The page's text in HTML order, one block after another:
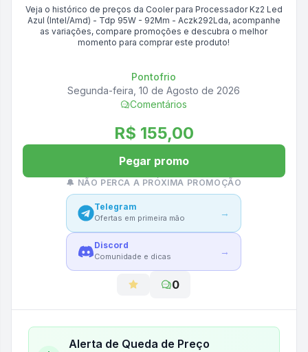
Veja o histórico de preços da Cooler para Processador Kz2 Led
Azul (Intel/Amd) - Tdp 95W - 92Mm - Aczk292Lda, acompanhe
as variações, compare promoções e descubra o melhor
momento para comprar este produto!
Pontofrio
Segunda-feira, 10 de Agosto de 2026
Comentários
R$ 155,00
Pegar promo
🔔 NÃO PERCA A PRÓXIMA PROMOÇÃO
Telegram
Ofertas em primeira mão →
Discord
Comunidade e dicas →
0
Alerta de Queda de Preço